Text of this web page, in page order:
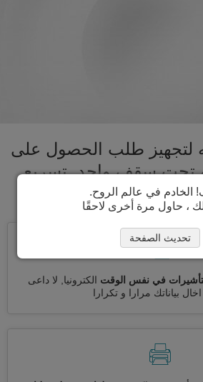
لتجهيز طلب الحصول على
تحت سقف واحد. تسريع
على تأشيرة موناكو
في نفس الوقت الكترونيا, لا داعى
اخال بياناتك مرارا و تكرارا
الخادم في عالم الروح.
، حاول مرة أخرى لاحقًا
تحديث الصفحة